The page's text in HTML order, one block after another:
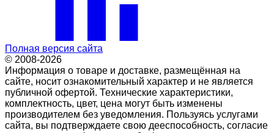
Полная версия сайта
© 2008-2026
Информация о товаре и доставке, размещённая на
сайте, носит ознакомительный характер и не является
публичной офертой. Технические характеристики,
комплектность, цвет, цена могут быть изменены
производителем без уведомления. Пользуясь услугами
сайта, вы подтверждаете свою дееспособность, согласие